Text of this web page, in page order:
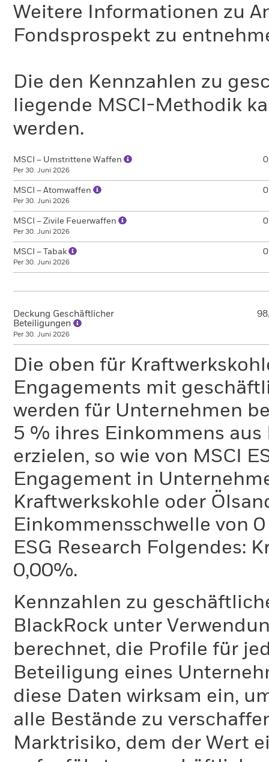
Weitere Informationen zu
Fondsprospekt zu
Die den Kennzahlen zu
liegende MSCI-Methodik
werden.
MSCI – Umstrittene Waffen
Per 30. Juni 2026
MSCI – Atomwaffen
Per 30. Juni 2026
MSCI – Zivile Feuerwaffen
Per 30. Juni 2026
MSCI – Tabak
Per 30. Juni 2026
Deckung Geschäftlicher
Beteiligungen
Per 30. Juni 2026
Die oben für
Engagements mit
werden für Unternehmen
5 % ihres Einkommens
erzielen, so wie von MSCI
Engagement in
Kraftwerkskohle oder
Einkommensschwelle von
ESG Research Folgendes:
0,00%.
Kennzahlen zu
BlackRock unter
berechnet, die Profile für
Beteiligung eines
diese Daten wirksam ein,
alle Bestände zu
Marktrisiko, dem der Wert